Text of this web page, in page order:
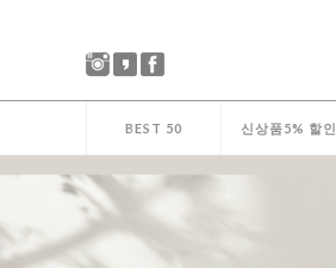
BEST 50 신상품5% 할인